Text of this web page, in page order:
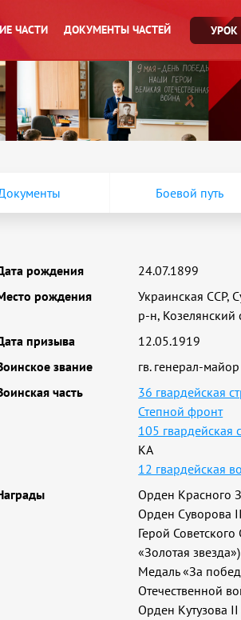
ЧАСТИ ДОКУМЕНТЫ ЧАСТЕЙ
Боевой путь
рождения
24.07.1899
рождения
Украинская ССР,
р-н, Козелянский
призыва
12.05.1919
звание
гв. генерал-майор
часть
36 гвардейская
Степной фронт
105 гвардейская
КА
12 гвардейская
Орден Красного
Орден Суворова
Герой
«Золотая звезда»)
Медаль «За
Отечественной
Орден Кутузова II